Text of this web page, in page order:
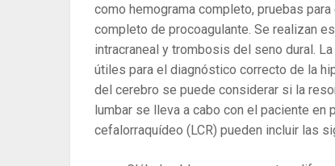
como hemograma completo, pruebas
completo de procoagulante. Se realizan
intracraneal y trombosis del seno dural.
útiles para el diagnóstico correcto de la
del cerebro se puede considerar si la
lumbar se lleva a cabo con el paciente
cefalorraquídeo (LCR) pueden incluir las